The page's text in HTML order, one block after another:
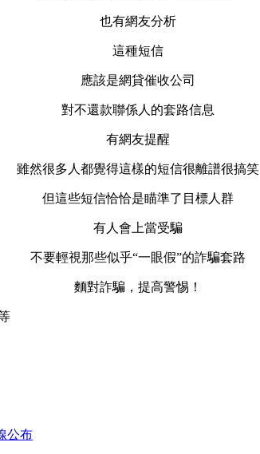
也有網友分析
這種短信
應該是網貸催收公司
對不還款聯係人的套路信息
有網友提醒
雖然很多人都覺得這樣的短信很離譜很搞笑
但這些短信恰恰是瞄準了目標人群
有人會上當受騙
不要輕視那些似乎“一眼假”的詐騙套路
麵對詐騙，提高警惕！
公布